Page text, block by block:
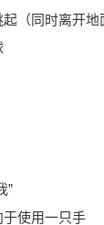
（同时离开地
”
使用一只手